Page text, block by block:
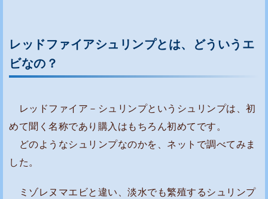
ァ
イ
シ
ュ
リ
と
レッドファイアシュリンプとは、どういうエ
ビなの？
レッドファイア－シュリンプというシュリンプは、初
めて聞く名称であり購入はもちろん初めてです。
どのようなシュリンプなのかを、ネットで調べてみま
した。
ミゾレヌマエビと違い、淡水でも繁殖するシュリンプ